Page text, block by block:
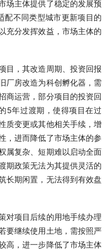
场主体提供了稳定的发展预
配不同类型城市更新项目的
充分发挥效益，市场主体的
目，其改造周期、投资回报
厂房改造为科创孵化器，需
商运营，部分项目的投资回
5年过渡期，使得项目在过
质变更或其他相关手续，增
，进而降低了市场主体的参
属复杂、短期难以启动全面
期政策无法为其提供灵活的
长期闲置，无法得到有效盘
对项目后续的用地手续办理
要继续使用土地，需按照严
高，进一步降低了市场主体